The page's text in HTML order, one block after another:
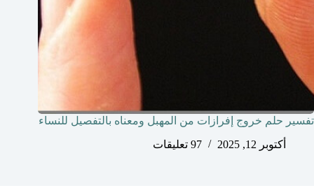
تفسير حلم خروج إفرازات من المهبل ومعناه بالتفصيل للنساء
أكتوبر 12, 2025
97 تعليقات